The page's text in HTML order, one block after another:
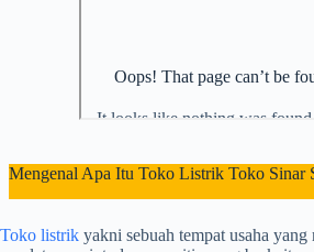
Mengenal Apa Itu Toko Listrik Toko Sinar
Toko listrik yakni sebuah tempat usaha